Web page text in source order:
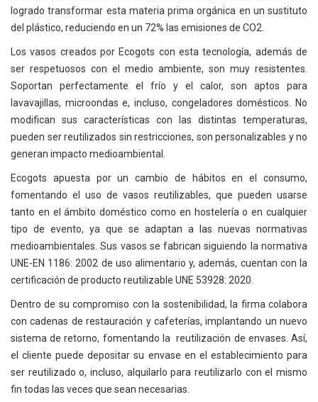
logrado transformar esta materia prima orgánica en un sustituto
del plástico, reduciendo en un 72% las emisiones de CO2.
Los vasos creados por Ecogots con esta tecnología, además de
ser respetuosos con el medio ambiente, son muy resistentes.
Soportan perfectamente el frío y el calor, son aptos para
lavavajillas, microondas e, incluso, congeladores domésticos. No
modifican sus características con las distintas temperaturas,
pueden ser reutilizados sin restricciones, son personalizables y no
generan impacto medioambiental.
Ecogots apuesta por un cambio de hábitos en el consumo,
fomentando el uso de vasos reutilizables, que pueden usarse
tanto en el ámbito doméstico como en hostelería o en cualquier
tipo de evento, ya que se adaptan a las nuevas normativas
medioambientales. Sus vasos se fabrican siguiendo la normativa
UNE-EN 1186: 2002 de uso alimentario y, además, cuentan con la
certificación de producto reutilizable UNE 53928: 2020.
Dentro de su compromiso con la sostenibilidad, la firma colabora
con cadenas de restauración y cafeterías, implantando un nuevo
sistema de retorno, fomentando la reutilización de envases. Así,
el cliente puede depositar su envase en el establecimiento para
ser reutilizado o, incluso, alquilarlo para reutilizarlo con el mismo
fin todas las veces que sean necesarias.